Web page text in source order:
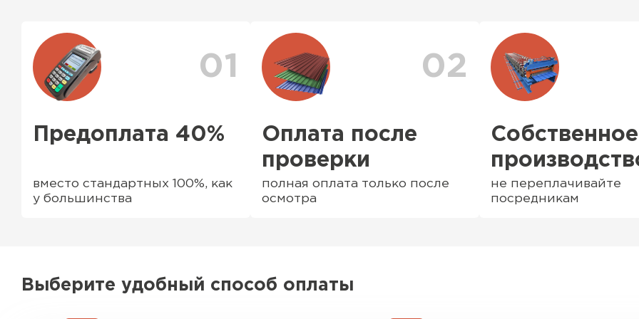
доставки
. Возможны
01
Предоплата 40%
вместо стандартных 100%, как
у большинства
02
Оплата после
проверки
полная оплата только после
осмотра
Собственное
не переплачивайте
посредникам
Выберите удобный способ оплаты